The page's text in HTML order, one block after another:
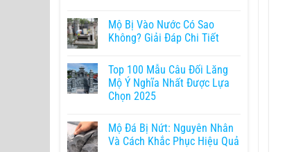
Mộ Bị Vào Nước Có Sao
Không? Giải Đáp Chi Tiết
Top 100 Mẫu Câu Đối Lăng
Mộ Ý Nghĩa Nhất Được Lựa
Chọn 2025
Mộ Đá Bị Nứt: Nguyên Nhân
Và Cách Khắc Phục Hiệu Quả